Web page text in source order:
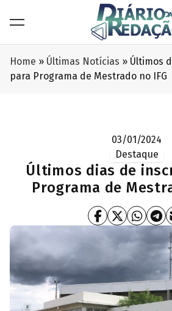
Home » Últimas Notícias » Últimos
para Programa de Mestrado no IFG
03/01/2024
Destaque
Últimos dias de
Programa de